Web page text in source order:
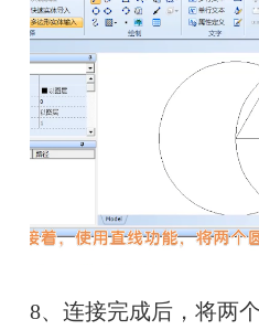
8、连接完成后，将两